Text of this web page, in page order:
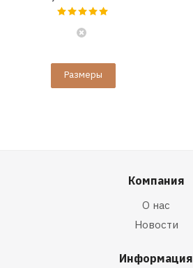
Размеры
Компания
О нас
Новости
Информация